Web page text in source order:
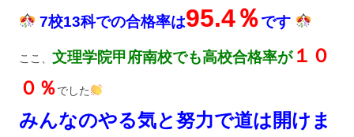
7校13科での合格率は95.4％です
ここ、 文理学院甲府南校でも高校合格率が１０
０％でした
みんなのやる気と努力で道は開けま